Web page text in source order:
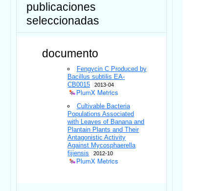
publicaciones
seleccionadas
documento
Fengycin C Produced by
Bacillus subtilis EA-
CB0015
2013-04
PlumX Metrics
Cultivable Bacteria
Populations Associated
with Leaves of Banana and
Plantain Plants and Their
Antagonistic Activity
Against Mycosphaerella
fijiensis
2012-10
PlumX Metrics